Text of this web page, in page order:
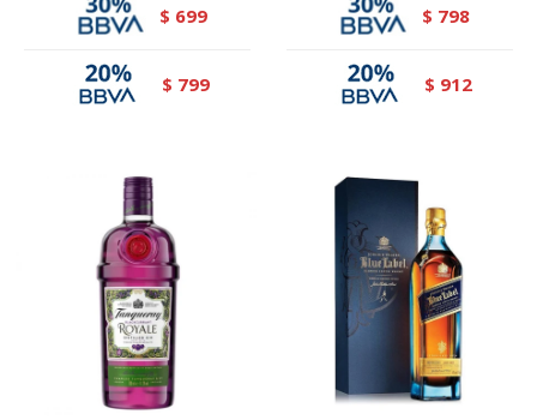
$ 699
$ 799
$ 798
$ 912